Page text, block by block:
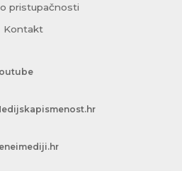
pristupačnosti
Kontakt